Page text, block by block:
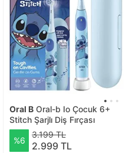
Oral B Oral-b Io Çocuk 6+
Stitch Şarjlı Diş Fırçası
%6
3.199 TL
2.999 TL